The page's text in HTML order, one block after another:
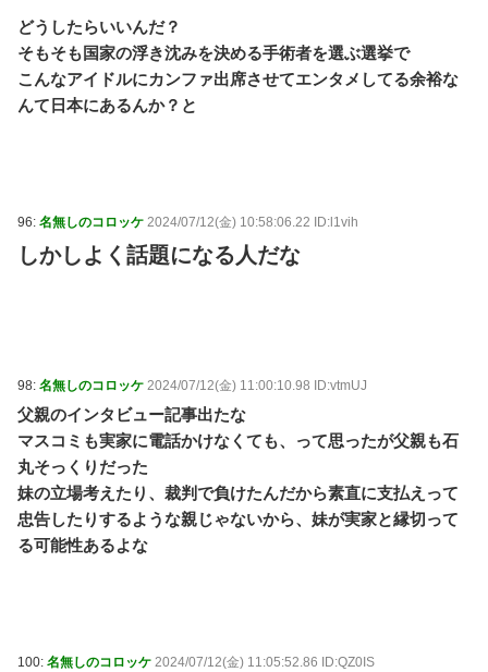
どうしたらいいんだ？
そもそも国家の浮き沈みを決める手術者を選ぶ選挙で
こんなアイドルにカンファ出席させてエンタメしてる余裕な
んて日本にあるんか？と
96: 名無しのコロッケ 2024/07/12(金) 10:58:06.22 ID:l1vih
しかしよく話題になる人だな
98: 名無しのコロッケ 2024/07/12(金) 11:00:10.98 ID:vtmUJ
父親のインタビュー記事出たな
マスコミも実家に電話かけなくても、って思ったが父親も石
丸そっくりだった
妹の立場考えたり、裁判で負けたんだから素直に支払えって
忠告したりするような親じゃないから、妹が実家と縁切って
る可能性あるよな
100: 名無しのコロッケ 2024/07/12(金) 11:05:52.86 ID:QZ0IS